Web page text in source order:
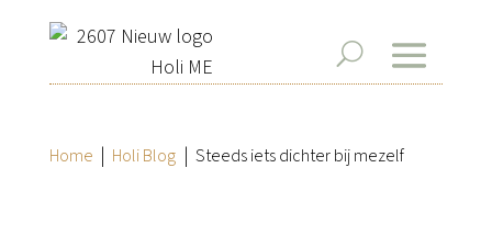
Home | Holi Blog | Steeds iets dichter bij mezelf